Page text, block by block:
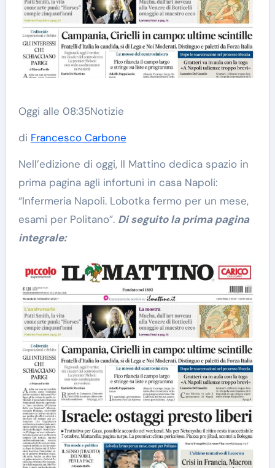
Oggi alle 08:35Notizie
di Francesco Carbone
Nell’edizione di oggi, Il Mattino dedica spazio in
prima pagina agli infortuni in casa Napoli:
“Infermeria Napoli. Lobotka fermo per un mese,
esami per Politano”. Di seguito la prima pagina
integrale: